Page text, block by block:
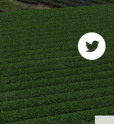
お茶に合うスイーツ